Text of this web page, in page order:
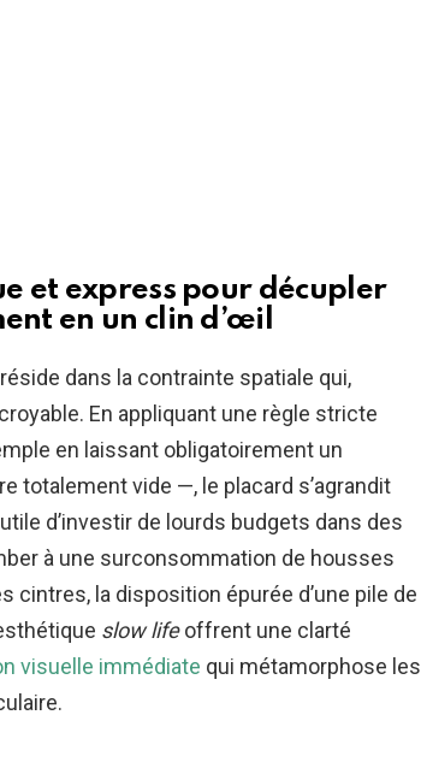
et express pour décupler
en un clin d’œil
dans la contrainte spatiale qui,
En appliquant une règle stricte
en laissant obligatoirement un
totalement vide —, le placard s’agrandit
d’investir de lourds budgets dans des
à une surconsommation de housses
cintres, la disposition épurée d’une pile de
slow lifeoffrent une clarté
visuelle immédiate qui métamorphose les